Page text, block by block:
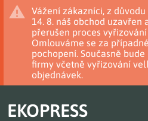
Vážení zákazníci, z
14. 8. náš obchod uzavřen
přerušen proces
Omlouváme se za
pochopení. Současně
firmy včetně vyřizování
objednávek.
EKOPRESS